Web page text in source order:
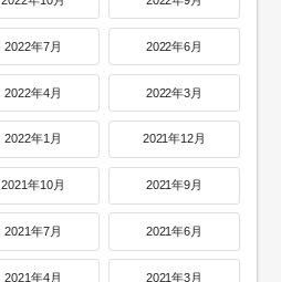
2022年7月 2022年6月
2022年4月 2022年3月
2022年1月 2021年12月
2021年10月 2021年9月
2021年7月 2021年6月
2021年4月 2021年3月